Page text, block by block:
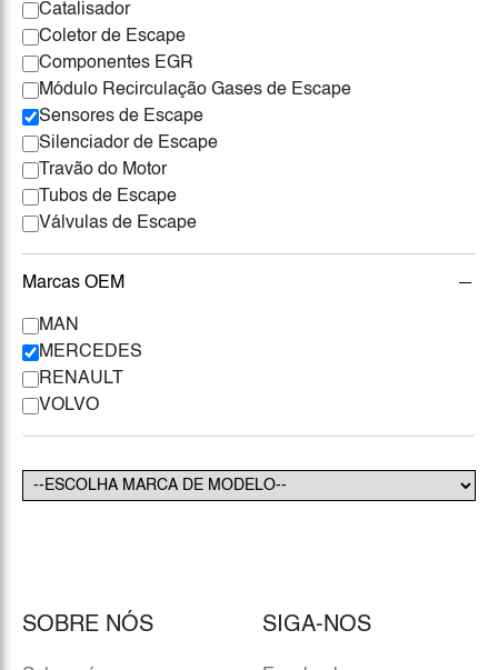
Catalisador
Coletor de Escape
Componentes EGR
Módulo Recirculação Gases de Escape
Sensores de Escape
Silenciador de Escape
Travão do Motor
Tubos de Escape
Válvulas de Escape
Marcas OEM
MAN
MERCEDES
RENAULT
VOLVO
SOBRE NÓS SIGA-NOS